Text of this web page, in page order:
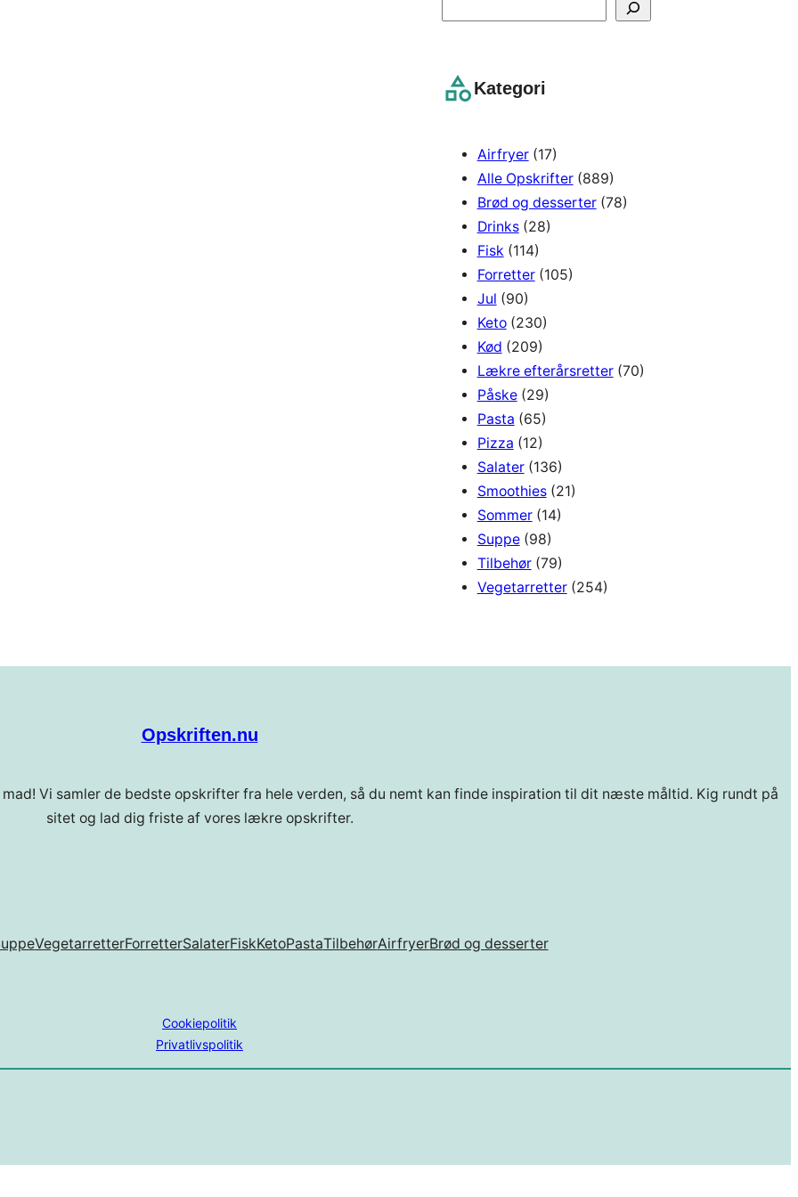
c
Kategori
Airfryer(17)
Alle Opskrifter(889)
Brød og desserter(78)
Drinks(28)
Fisk (114)
Forretter(105)
Jul (90)
Keto(230)
Kød (209)
Lækre efterårsretter(70)
Påske(29)
Pasta (65)
Pizza (12)
Salater(136)
Smoothies(21)
Sommer(14)
Suppe(98)
Tilbehør(79)
Vegetarretter(254)
Opskriften.nu
Vi samler de bedste opskrifter fra hele verden, så du nemt kan finde inspiration til dit næste måltid. Kig rundt på
sitet og lad dig friste af vores lækre opskrifter.
VegetarretterForretterSalaterFiskKetoPastaTilbehørAirfryerBrød og desserter
Cookiepolitik
Privatlivspolitik